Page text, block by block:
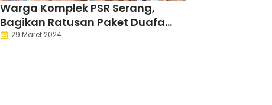
Warga Komplek PSR Serang,
Bagikan Ratusan Paket Duafa
dan Yatim
29 Maret 2024